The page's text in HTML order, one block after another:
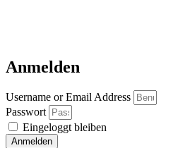
Anmelden
Username or Email Address
Passwort
Eingeloggt bleiben
Anmelden